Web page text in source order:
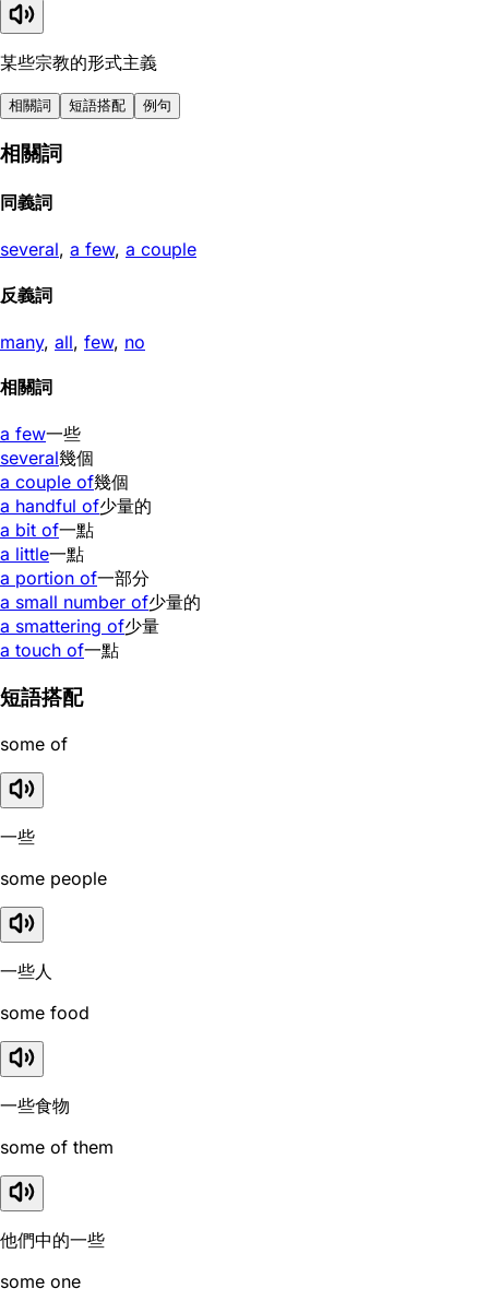
某些宗教的形式主義
相關詞 短語搭配 例句
相關詞
同義詞
several, a few, a couple
反義詞
many, all, few, no
相關詞
a few一些
several幾個
a couple of幾個
a handful of少量的
a bit of一點
a little一點
a portion of一部分
a small number of少量的
a smattering of少量
a touch of一點
短語搭配
some of
一些
some people
一些人
some food
一些食物
some of them
他們中的一些
some one